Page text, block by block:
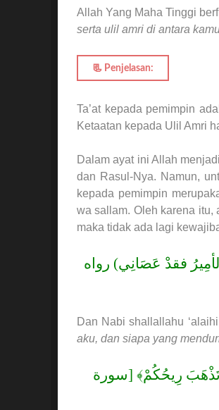
Allah Yang Maha Tinggi
serta ulil amri di antara
📃 Penjelasan:
Ta’at kepada pemimpin
Dalam ayat ini Allah
dan Rasul-Nya. Namun,
kepada pemimpin
wa sallam. Oleh karena itu,
maka tidak ada lagi
فقدْ عَصَانِي) رواه
Dan Nabi shallallahu
aku, dan siapa yang
وَتَذْهَبَ رِيحُكُمْ﴾ [سورة